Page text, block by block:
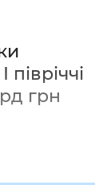
грн